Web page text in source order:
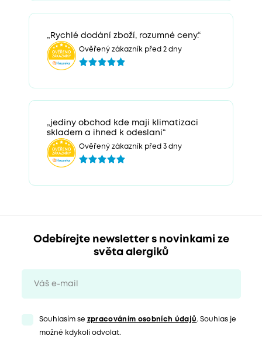
„Rychlé dodání zboží, rozumné ceny.“
Ověřený zákazník před 2 dny
„jediny obchod kde maji klimatizaci
skladem a ihned k odeslani“
Ověřený zákazník před 3 dny
Odebírejte newsletter s novinkami ze
světa alergiků
Souhlasím se zpracováním osobních údajů. Souhlas je
možné kdykoli odvolat.